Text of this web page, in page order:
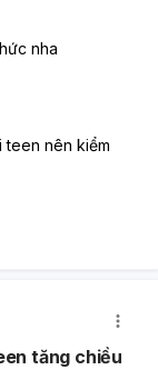
nha
teen nên kiểm
tăng chiều